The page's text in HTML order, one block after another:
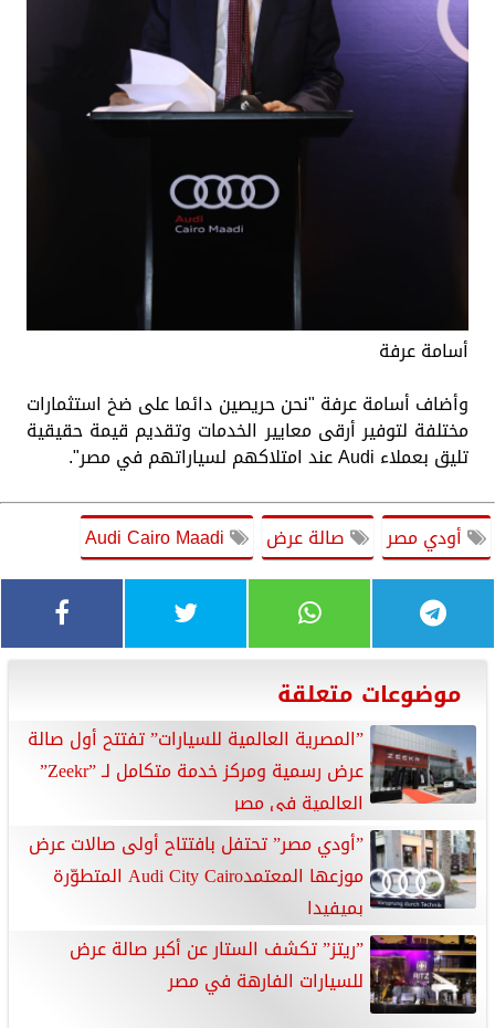
أسامة عرفة
وأضاف أسامة عرفة "نحن حريصين دائما على ضخ استثمارات
مختلفة لتوفير أرقى معايير الخدمات وتقديم قيمة حقيقية
تليق بعملاء Audi عند امتلاكهم لسياراتهم في مصر".
أودي مصر صالة عرض
موضوعات متعلقة
”المصرية العالمية للسيارات” تفتتح أول صالة
عرض رسمية ومركز خدمة متكامل لـ ”Zeekr”
العالمية في مصر
”أودي مصر” تحتفل بافتتاح أولى صالات عرض
موزعها المعتمدAudi City Cairo المتطوّرة
بميفيدا
”ريتز” تكشف الستار عن أكبر صالة عرض
للسيارات الفارهة في مصر